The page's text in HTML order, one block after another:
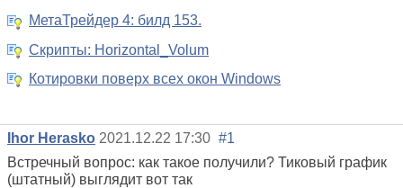
МетаТрейдер 4: билд 153.
Скрипты: Horizontal_Volum
Котировки поверх всех окон Windows
Ihor Herasko 2021.12.22 17:30 #1
Встречный вопрос: как такое получили? Тиковый график
(штатный) выглядит вот так